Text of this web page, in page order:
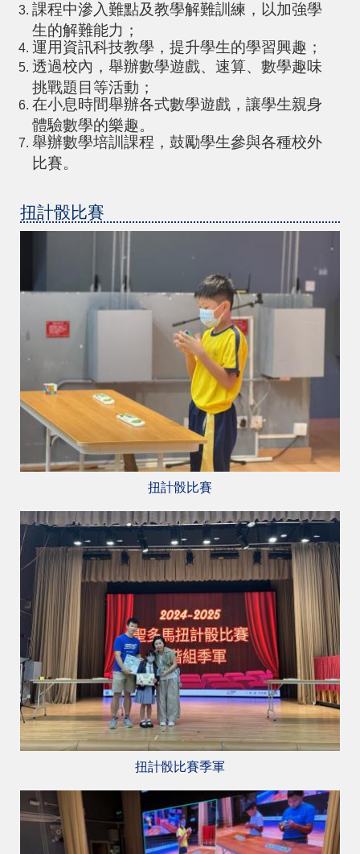
課程中滲入難點及教學解難訓練，以加強學
生的解難能力；
運用資訊科技教學，提升學生的學習興趣；
透過校內，舉辦數學遊戲、速算、數學趣味
挑戰題目等活動；
在小息時間舉辦各式數學遊戲，讓學生親身
體驗數學的樂趣。
舉辦數學培訓課程，鼓勵學生參與各種校外
比賽。
扭計骰比賽
扭計骰比賽
扭計骰比賽季軍